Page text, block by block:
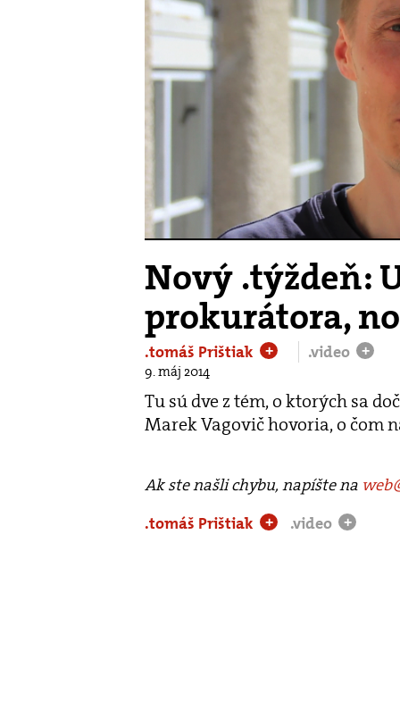
Nový .týždeň:
prokurátora,
.tomáš Prištiak + .video +
9. máj 2014
Tu sú dve z tém, o ktorých sa
Marek Vagovič hovoria, o čom
Ak ste našli chybu, napíšte na
.tomáš Prištiak
+ .video +